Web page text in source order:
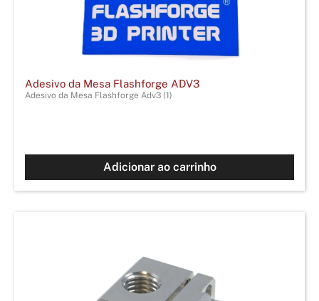
Adesivo da Mesa Flashforge ADV3
Adesivo da Mesa Flashforge Adv3 (1)
Adicionar ao carrinho